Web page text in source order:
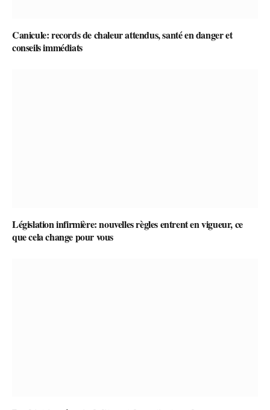
Canicule: records de chaleur attendus, santé en danger et
conseils immédiats
Législation infirmière: nouvelles règles entrent en vigueur, ce
que cela change pour vous